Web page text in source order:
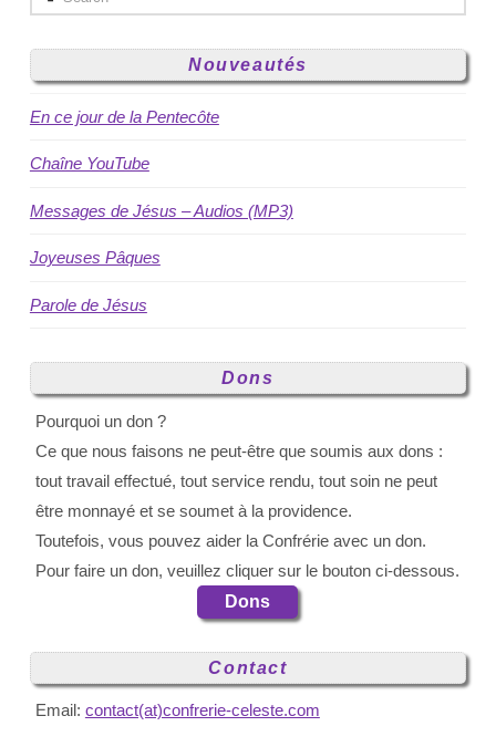
Nouveautés
En ce jour de la Pentecôte
Chaîne YouTube
Messages de Jésus – Audios (MP3)
Joyeuses Pâques
Parole de Jésus
Dons
Pourquoi un don ?
Ce que nous faisons ne peut-être que soumis aux dons :
tout travail effectué, tout service rendu, tout soin ne peut
être monnayé et se soumet à la providence.
Toutefois, vous pouvez aider la Confrérie avec un don.
Pour faire un don, veuillez cliquer sur le bouton ci-dessous.
Dons
Contact
Email: contact(at)confrerie-celeste.com